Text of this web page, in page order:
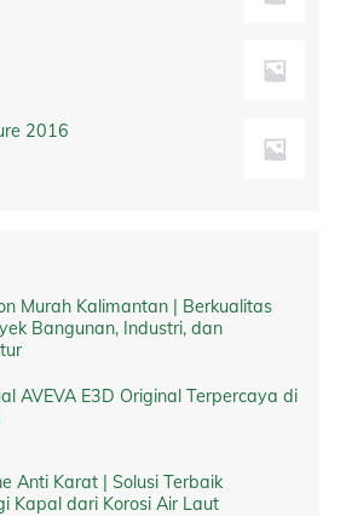
2016
Murah Kalimantan | Berkualitas
Bangunan, Industri, dan
AVEVA E3D Original Terpercaya di
Anti Karat | Solusi Terbaik
Kapal dari Korosi Air Laut